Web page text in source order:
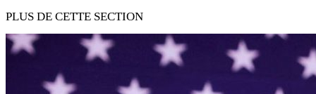
PLUS DE CETTE SECTION